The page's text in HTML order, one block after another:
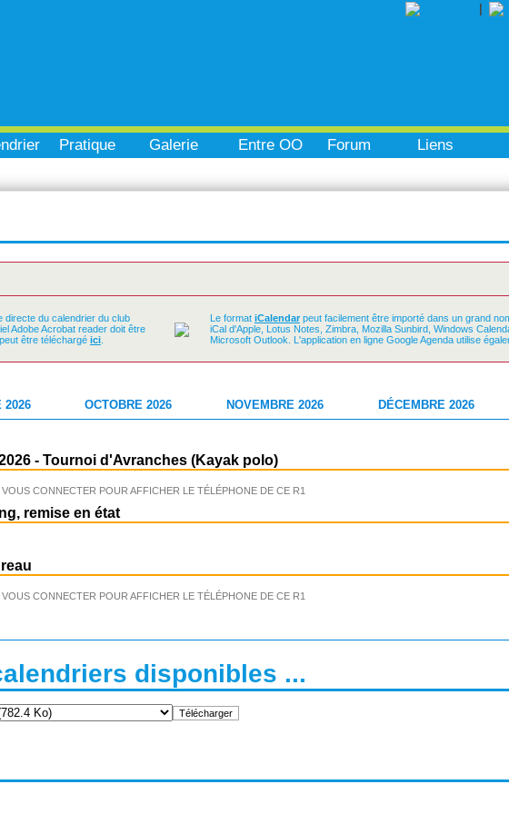
Pratique Galerie Entre OO Forum Liens
directe du calendrier du club
Adobe Acrobat reader doit être
être téléchargé ici
Le format iCalendar peut facilement être importé dans un grand
iCal d'Apple, Lotus Notes, Zimbra, Mozilla Sunbird, Windows
Microsoft Outlook. L'application en ligne Google Agenda utilise
2026 OCTOBRE 2026 NOVEMBRE 2026 DÉCEMBRE 2026
- Tournoi d'Avranches (Kayak polo)
CONNECTER POUR AFFICHER LE TÉLÉPHONE DE CE R1
remise en état
CONNECTER POUR AFFICHER LE TÉLÉPHONE DE CE R1
disponibles ...